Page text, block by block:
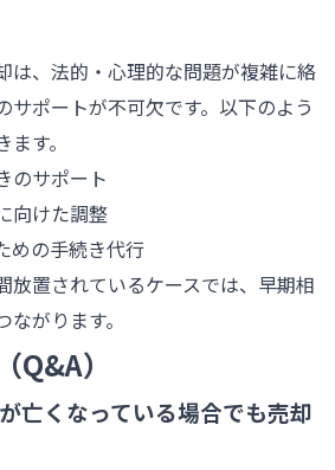
は、法的・心理的な問題が複雑に絡
サポートが不可欠です。以下のよう
す。
のサポート
向けた調整
めの手続き代行
放置されているケースでは、早期相
がります。
Q&A）
亡くなっている場合でも売却